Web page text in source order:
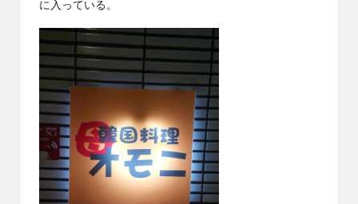
に入っている。